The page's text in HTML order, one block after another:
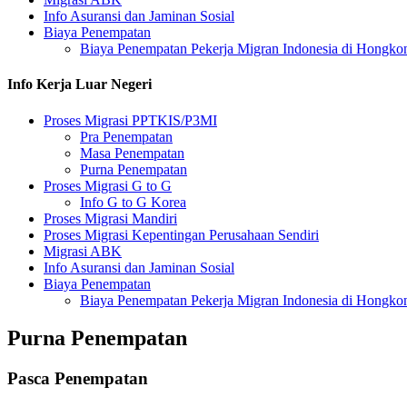
Info Asuransi dan Jaminan Sosial
Biaya Penempatan
Biaya Penempatan Pekerja Migran Indonesia di
Info Kerja Luar Negeri
Proses Migrasi PPTKIS/P3MI
Pra Penempatan
Masa Penempatan
Purna Penempatan
Proses Migrasi G to G
Info G to G Korea
Proses Migrasi Mandiri
Proses Migrasi Kepentingan Perusahaan Sendiri
Migrasi ABK
Info Asuransi dan Jaminan Sosial
Biaya Penempatan
Biaya Penempatan Pekerja Migran Indonesia di
Purna Penempatan
Pasca Penempatan